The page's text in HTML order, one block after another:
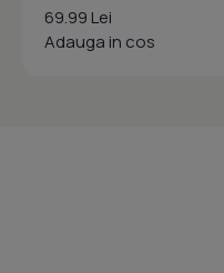
69.99 Lei
Adauga in cos